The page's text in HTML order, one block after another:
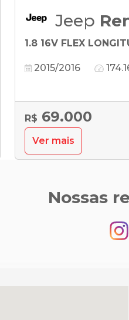
Jeep
1.8 16V FLEX
2015/2016
R$ 69.000
Ver mais
Nossas